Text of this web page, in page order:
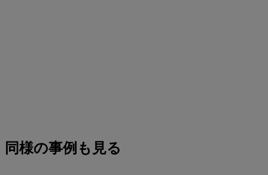
同様の事例も見る